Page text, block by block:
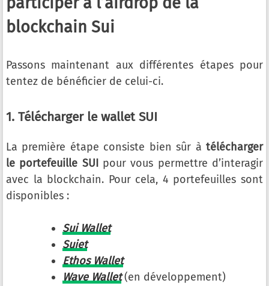
blockchain Sui
Passons maintenant aux différentes étapes pour
tentez de bénéficier de celui-ci.
1. Télécharger le wallet SUI
La première étape consiste bien sûr à télécharger
le portefeuille SUI pour vous permettre d’interagir
avec la blockchain. Pour cela, 4 portefeuilles sont
disponibles :
Sui Wallet
Suiet
Ethos Wallet
Wave Wallet(en développement)